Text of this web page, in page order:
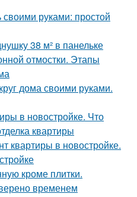
руками: простой
38 м² в панельке
отмостки. Этапы
дома своими руками.
в новостройке. Что
квартиры
квартиры в новостройке.
кроме плитки.
временем